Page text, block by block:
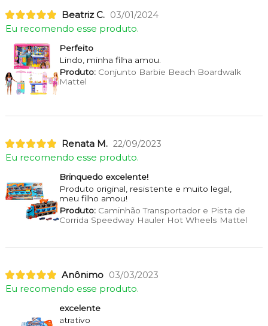
Beatriz C. 03/01/2024
Eu recomendo esse produto.
Perfeito
Lindo, minha filha amou.
Produto:Conjunto Barbie Beach Boardwalk
Mattel
Renata M. 22/09/2023
Eu recomendo esse produto.
Brinquedo excelente!
Produto original, resistente e muito legal,
meu filho amou!
Produto:Caminhão Transportador e Pista de
Corrida Speedway Hauler Hot Wheels Mattel
Anônimo 03/03/2023
Eu recomendo esse produto.
excelente
atrativo